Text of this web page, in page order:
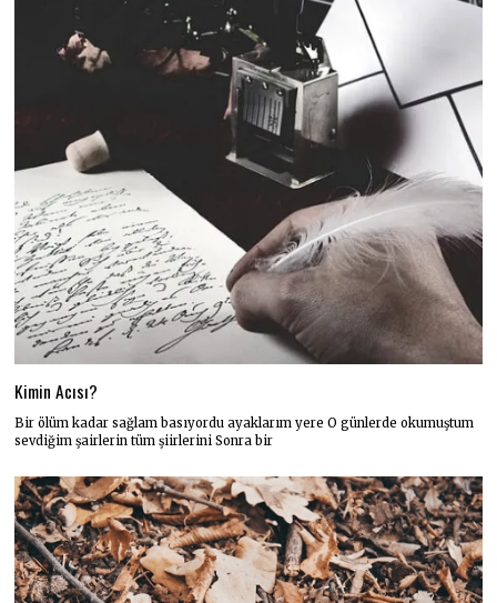
Kimin Acısı?
Bir ölüm kadar sağlam basıyordu ayaklarım yere O günlerde okumuştum
sevdiğim şairlerin tüm şiirlerini Sonra bir